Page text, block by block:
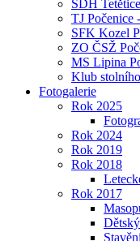
SDH Tetětice
TJ Počenice
SFK Kozel
ZO ČSŽ
MS Lipina
Klub
Fotogalerie
Rok 2025
Rok 2024
Rok 2019
Rok 2018
Rok 2017